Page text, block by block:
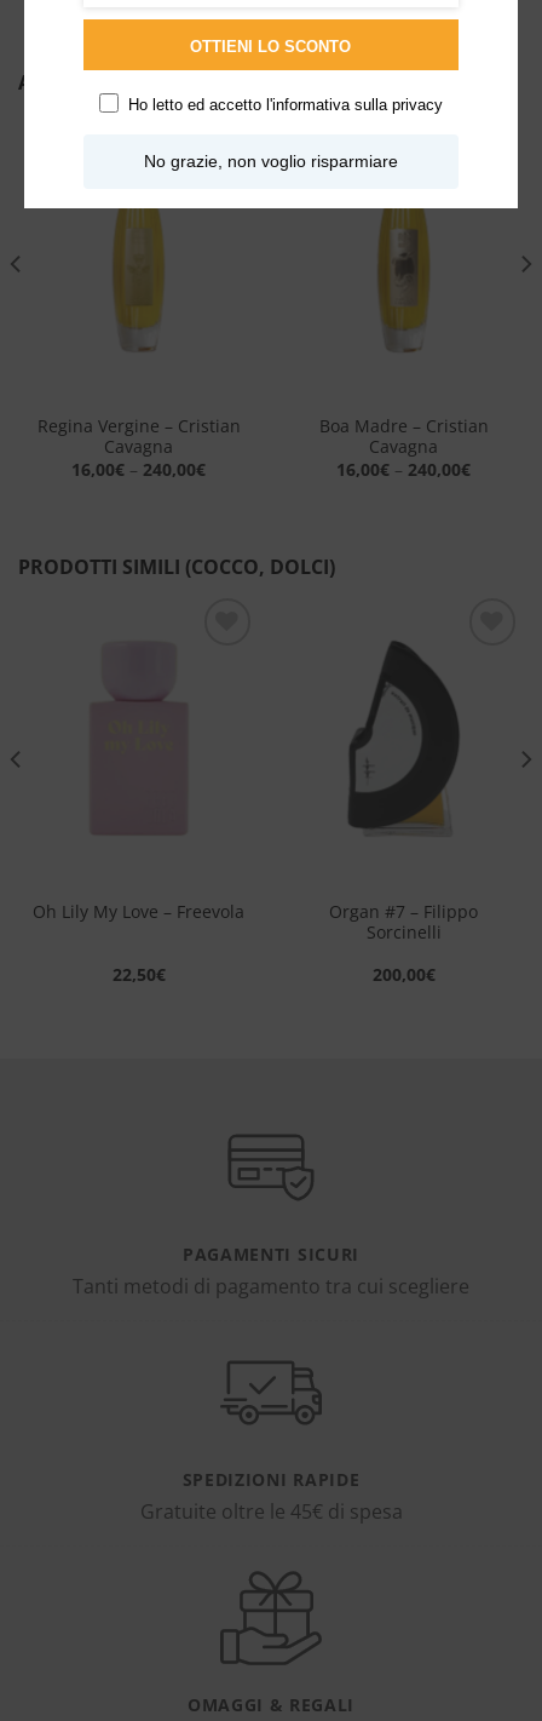
ALTRI PRODOTTI DI CRISTIAN CAVAGNA
alla lista
Regina Vergine – Cristian
Cavagna
16,00€ – 240,00€
alla lista
Boa Madre – Cristian
Cavagna
16,00€ – 240,00€
PRODOTTI SIMILI (COCCO, DOLCI)
Oh Lily My Love – Freevola
22,50€
alla lista
Organ #7 – Filippo
Sorcinelli
200,00€
PAGAMENTI SICURI
Tanti metodi di pagamento tra cui scegliere
SPEDIZIONI RAPIDE
Gratuite oltre le 45€ di spesa
OMAGGI & REGALI
OTTIENI LO SCONTO
Ho letto ed accetto l'informativa sulla privacy
No grazie, non voglio risparmiare